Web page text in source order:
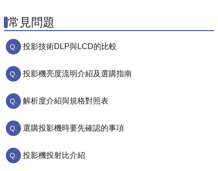
常見問題
投影技術DLP與LCD的比較
投影機亮度流明介紹及選購指南
解析度介紹與規格對照表
選購投影機時要先確認的事項
投影機投射比介紹